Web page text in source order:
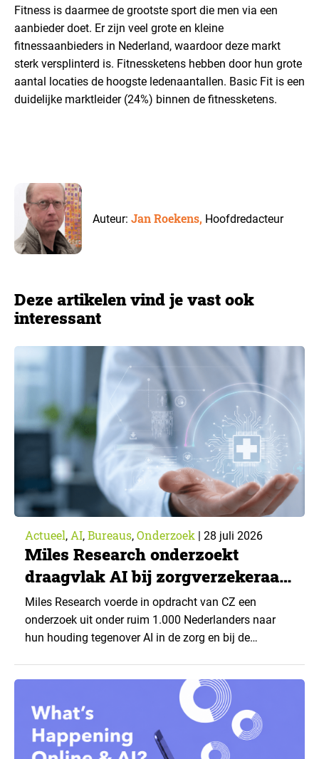
Fitness is daarmee de grootste sport die men via een
aanbieder doet. Er zijn veel grote en kleine
fitnessaanbieders in Nederland, waardoor deze markt
sterk versplinterd is. Fitnessketens hebben door hun grote
aantal locaties de hoogste ledenaantallen. Basic Fit is een
duidelijke marktleider (24%) binnen de fitnessketens.
Auteur:Jan Roekens, Hoofdredacteur
Deze artikelen vind je vast ook
interessant
Actueel, AI, Bureaus, Onderzoek | 28 juli 2026
Miles Research onderzoekt
draagvlak AI bij zorgverzekeraar
CZ
Miles Research voerde in opdracht van CZ een
onderzoek uit onder ruim 1.000 Nederlanders naar
hun houding tegenover AI in de zorg en bij de
toepassingen, en waar trekken zij een grens? Dit
artikel is aangeleverd door kennispartner Miles
Research. ▼ De uitkomsten zijn…